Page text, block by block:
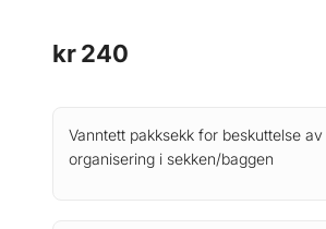
kr240
Vanntett pakksekk for beskuttelse
organisering i sekken/baggen